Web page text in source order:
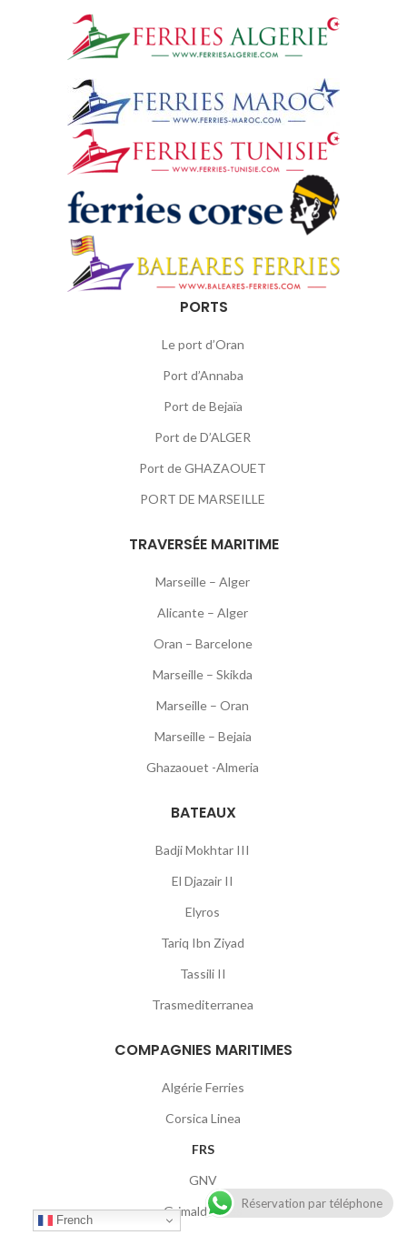
PORTS
Le port d’Oran
Port d’Annaba
Port de Bejaïa
Port de D’ALGER
Port de GHAZAOUET
PORT DE MARSEILLE
TRAVERSÉE MARITIME
Marseille – Alger
Alicante – Alger
Oran – Barcelone
Marseille – Skikda
Marseille – Oran
Marseille – Bejaia
Ghazaouet -Almeria
BATEAUX
Badji Mokhtar III
El Djazair II
Elyros
Tariq Ibn Ziyad
Tassili II
Trasmediterranea
COMPAGNIES MARITIMES
Algérie Ferries
Corsica Linea
FRS
GNV
Grimaldi Lines
French
Réservation par téléphone